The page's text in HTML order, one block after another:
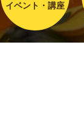
イベント・講座